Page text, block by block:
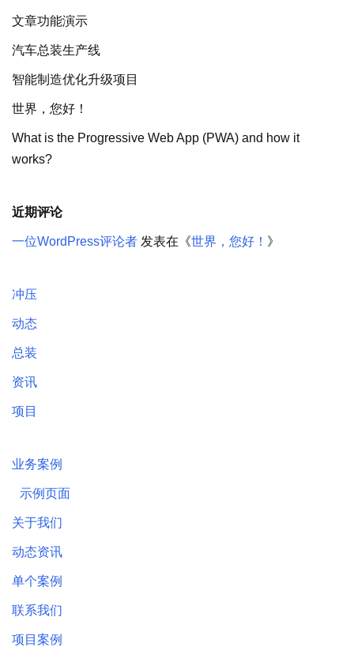
文章功能演示
汽车总装生产线
智能制造优化升级项目
世界，您好！
What is the Progressive Web App (PWA) and how it
works?
近期评论
一位WordPress评论者 发表在《世界，您好！ 》
冲压
动态
总装
资讯
项目
业务案例
示例页面
关于我们
动态资讯
单个案例
联系我们
项目案例